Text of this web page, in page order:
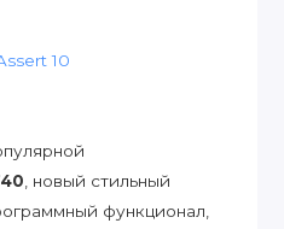
10
, новый стильный
функционал,